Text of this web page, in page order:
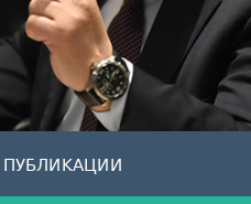
ПУБЛИКАЦИИ